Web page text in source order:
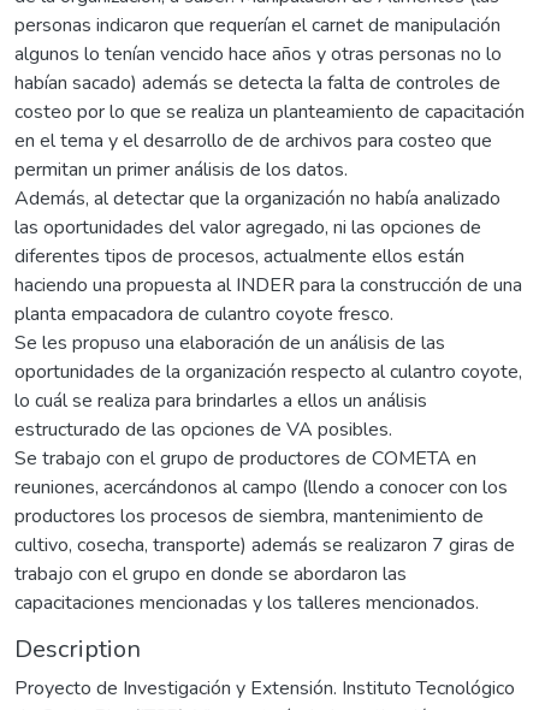
personas indicaron que requerían el carnet de manipulación
algunos lo tenían vencido hace años y otras personas no lo
habían sacado) además se detecta la falta de controles de
costeo por lo que se realiza un planteamiento de capacitación
en el tema y el desarrollo de de archivos para costeo que
permitan un primer análisis de los datos.
Además, al detectar que la organización no había analizado
las oportunidades del valor agregado, ni las opciones de
diferentes tipos de procesos, actualmente ellos están
haciendo una propuesta al INDER para la construcción de una
planta empacadora de culantro coyote fresco.
Se les propuso una elaboración de un análisis de las
oportunidades de la organización respecto al culantro coyote,
lo cuál se realiza para brindarles a ellos un análisis
estructurado de las opciones de VA posibles.
Se trabajo con el grupo de productores de COMETA en
reuniones, acercándonos al campo (llendo a conocer con los
productores los procesos de siembra, mantenimiento de
cultivo, cosecha, transporte) además se realizaron 7 giras de
trabajo con el grupo en donde se abordaron las
capacitaciones mencionadas y los talleres mencionados.
Description
Proyecto de Investigación y Extensión. Instituto Tecnológico